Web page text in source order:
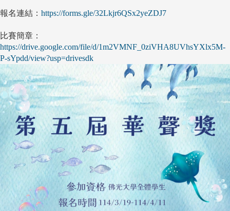
報名連結： https://forms.gle/32Lkjr6QSx2yeZDJ7
比賽簡章：
https://drive.google.com/file/d/1m2VMNF_0ziVHA8UVhsYXlx5M-
P-sYpdd/view?usp=drivesdk